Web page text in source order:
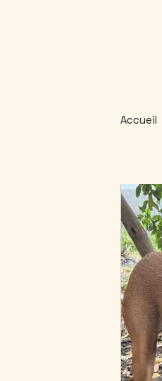
Accueil